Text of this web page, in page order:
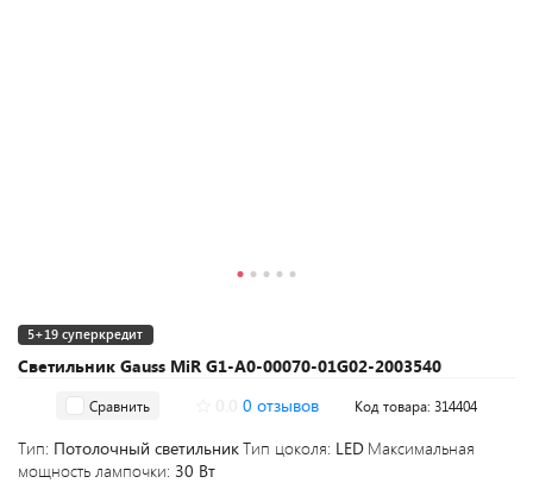
Светильник Gauss MiR G1-A0-00070-01G02-2003540
5+19 суперкредит
Сравнить 0 отзывов Код товара: 314404
Тип: Потолочный светильникТип цоколя: LED Максимальная
мощность лампочки: 30 Вт